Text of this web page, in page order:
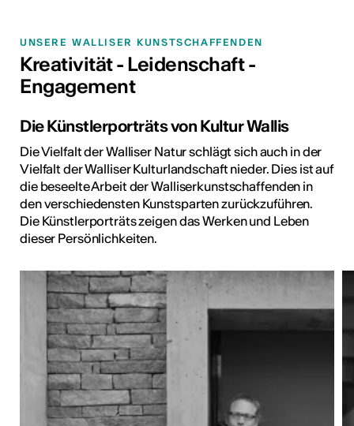
UNSERE WALLISER KUNSTSCHAFFENDEN
Kreativität - Leidenschaft -
Engagement
Die Künstlerporträts von Kultur Wallis
Die Vielfalt der Walliser Natur schlägt sich auch in der
Vielfalt der Walliser Kulturlandschaft nieder. Dies ist auf
die beseelte Arbeit der Walliserkunstschaffenden in
den verschiedensten Kunstsparten zurückzuführen.
Die Künstlerporträts zeigen das Werken und Leben
dieser Persönlichkeiten.